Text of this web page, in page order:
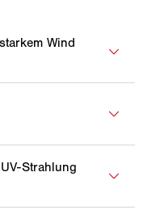
besitzen
die bei Wind die
Ihre
zu schützen, sind
unerlässlich. Mit
hält ihre